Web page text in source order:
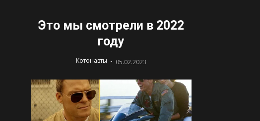
Это мы смотрели в 2022
году
Котонавты - 05.02.2023